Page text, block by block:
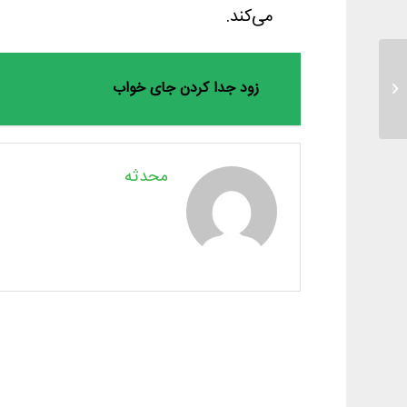
می‌کند.
زود جدا کردن جای خواب
محدثه
بد رفتاری کودک